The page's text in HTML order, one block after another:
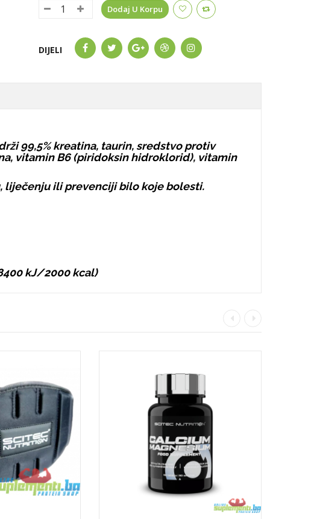
Dodaj U Korpu
DIJELI
99,5% kreatina, taurin, sredstvo protiv
vitamin B6 (piridoksin hidroklorid), vitamin
liječenju ili prevenciji bilo koje bolesti.
kJ/2000 kcal)